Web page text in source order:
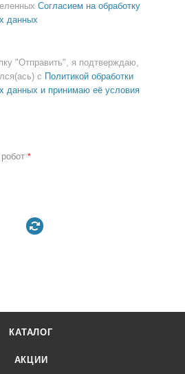
Согласием на обработку
данных
"Отправить", я подтверждаю,
с Политикой обработки
данных и принимаю её условия
*
КАТАЛОГ
АКЦИИ